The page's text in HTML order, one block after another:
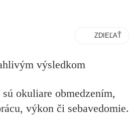
ZDIEĽAŤ
výsledkom
okuliare obmedzením,
výkon či sebavedomie.